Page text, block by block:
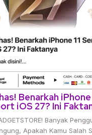
Benarkah iPhone
iOS 27? Ini
Banyak
Apakah Kamu Salah